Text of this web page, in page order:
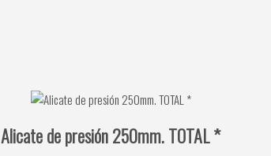
Alicate de presión 250mm. TOTAL *